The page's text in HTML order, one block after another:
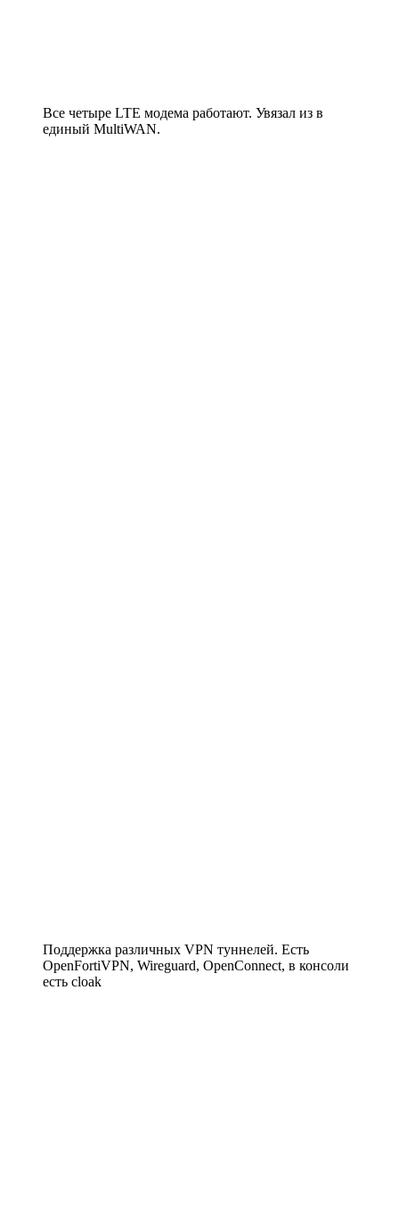
Все четыре LTE модема работают. Увязал из в
единый MultiWAN.
Поддержка различных VPN туннелей. Есть
OpenFortiVPN, Wireguard, OpenConnect, в консоли
есть cloak